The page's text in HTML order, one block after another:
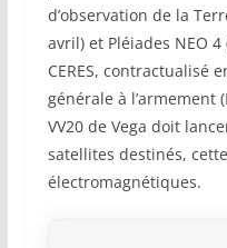
d’observation de la
avril) et Pléiades NEO 4
CERES, contractualisé
générale à l’armement
VV20 de Vega doit
satellites destinés,
électromagnétiques.